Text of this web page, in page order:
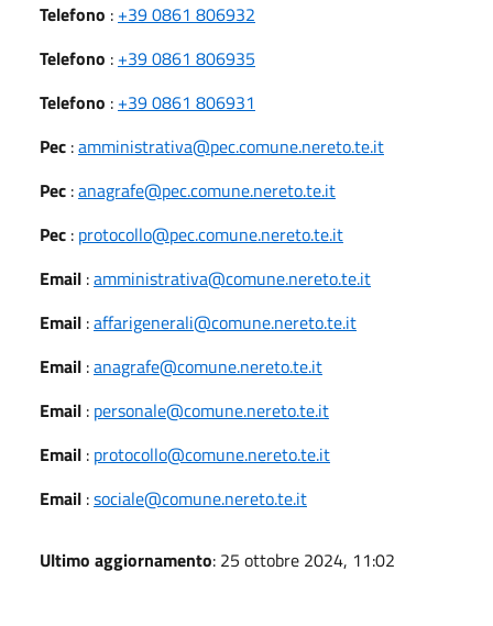
Telefono : +39 0861 806932
Telefono : +39 0861 806935
Telefono : +39 0861 806931
Pec :amministrativa@pec.comune.nereto.te.it
Pec :anagrafe@pec.comune.nereto.te.it
Pec : protocollo@pec.comune.nereto.te.it
Email :amministrativa@comune.nereto.te.it
Email :affarigenerali@comune.nereto.te.it
Email :anagrafe@comune.nereto.te.it
Email : personale@comune.nereto.te.it
Email : protocollo@comune.nereto.te.it
Email :sociale@comune.nereto.te.it
Ultimo aggiornamento: 25 ottobre 2024, 11:02